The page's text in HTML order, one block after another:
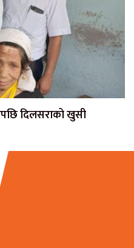
दिलसराको खुसी